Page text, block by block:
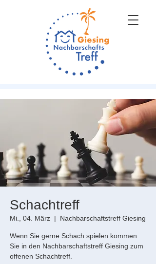
Schachtreff
Mi., 04. März
  |
Nachbarschaftstreff Giesing
Wenn Sie gerne Schach spielen kommen
Sie in den Nachbarschaftstreff Giesing zum
offenen Schachtreff.